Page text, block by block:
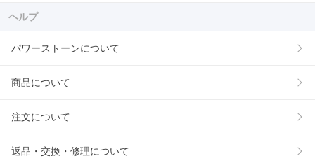
ヘルプ
パワーストーンについて
商品について
注文について
返品・交換・修理について